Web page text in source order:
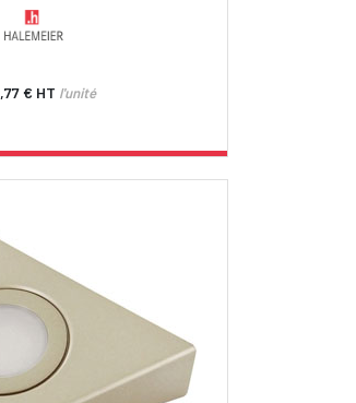
,77 € HT l'unité